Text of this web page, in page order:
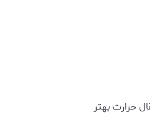
حرارت بهتر